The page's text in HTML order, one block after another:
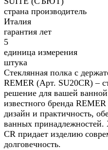
страна производитель
Италия
гарантия лет
5
единица измерения
штука
Стеклянная полка с
REMER (Арт. SU20CR) –
решение для вашей
известного бренда
дизайн и практичность,
ванных
CR придает изделию
долговечность.